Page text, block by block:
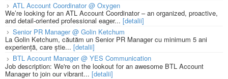
ATL Account Coordinator @ Oxygen
We’re looking for an ATL Account Coordinator – an organized, proactive,
and detail-oriented professional eager... [detalii]
Senior PR Manager @ Golin Ketchum
La Golin Ketchum, căutăm un Senior PR Manager cu minimum 5 ani
experiență, care știe... [detalii]
BTL Account Manager @ YES Communication
Job description: We're on the lookout for an awesome BTL Account
Manager to join our vibrant... [detalii]